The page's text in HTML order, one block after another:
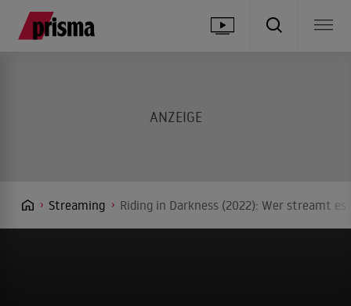
Streaming Riding in Darkness (2022): Wer streamt